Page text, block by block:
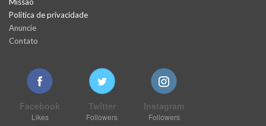
Política de privacidade
Anuncie
Contato
Facebook
Likes
Twitter
Followers
Instagram
Followers